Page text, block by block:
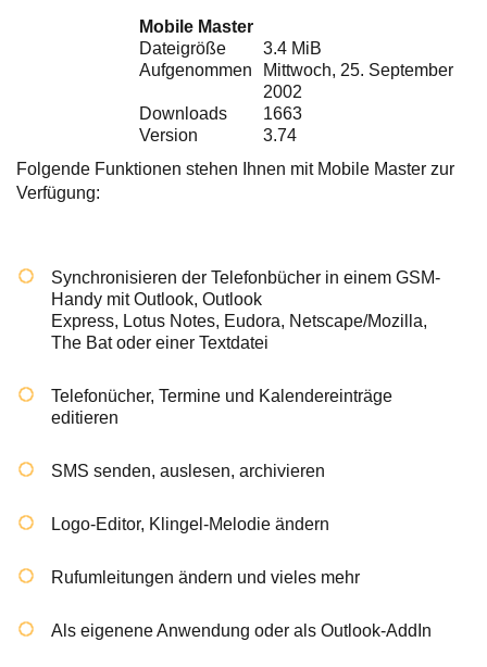
Mobile Master
Dateigröße
3.4 MiB
Aufgenommen
Mittwoch, 25. September
2002
Downloads
1663
Version
3.74
Folgende Funktionen stehen Ihnen mit Mobile Master zur
Verfügung:
Synchronisieren der Telefonbücher in einem GSM-
Handy mit Outlook, Outlook
Express, Lotus Notes, Eudora, Netscape/Mozilla,
The Bat oder einer Textdatei
Telefonücher, Termine und Kalendereinträge
editieren
SMS senden, auslesen, archivieren
Logo-Editor, Klingel-Melodie ändern
Rufumleitungen ändern und vieles mehr
Als eigenene Anwendung oder als Outlook-AddIn
E-Mail bestätigen